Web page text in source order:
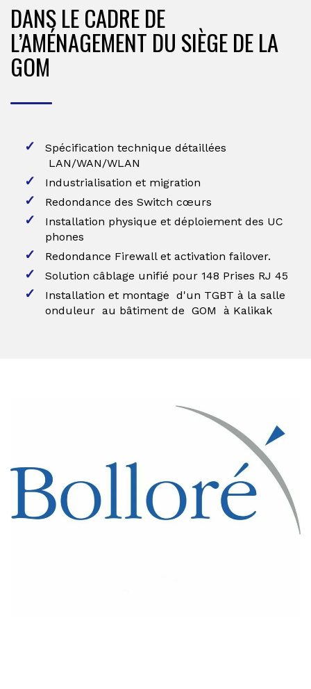
DANS LE CADRE DE
L’AMÉNAGEMENT DU SIÈGE DE LA
GOM
Spécification technique détaillées
LAN/WAN/WLAN
Industrialisation et migration
Redondance des Switch cœurs
Installation physique et déploiement des UC
phones
Redondance Firewall et activation failover.
Solution câblage unifié pour 148 Prises RJ 45
Installation et montage d'un TGBT à la salle
onduleur au bâtiment de GOM à Kalikak